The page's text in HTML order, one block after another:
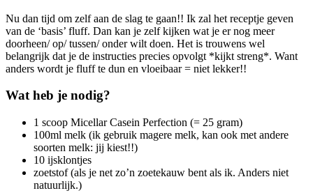
Nu dan tijd om zelf aan de slag te gaan!! Ik zal het receptje geven
van de ‘basis’ fluff. Dan kan je zelf kijken wat je er nog meer
doorheen/ op/ tussen/ onder wilt doen. Het is trouwens wel
belangrijk dat je de instructies precies opvolgt *kijkt streng*. Want
anders wordt je fluff te dun en vloeibaar = niet lekker!!
Wat heb je nodig?
1 scoop Micellar Casein Perfection (= 25 gram)
100ml melk (ik gebruik magere melk, kan ook met andere
soorten melk: jij kiest!!)
10 ijsklontjes
zoetstof (als je net zo’n zoetekauw bent als ik. Anders niet
natuurlijk.)